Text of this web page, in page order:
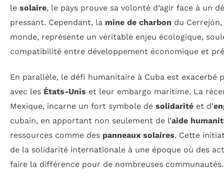
le solaire, le pays prouve sa volonté d’agir face à un
pressant. Cependant, la mine de charbon du Cerrejón,
monde, représente un véritable enjeu écologique,
compatibilité entre développement économique et
En parallèle, le défi humanitaire à Cuba est exacerbé
avec les États-Unis et leur embargo maritime. La
Mexique, incarne un fort symbole de solidarité et d’
cubain, en apportant non seulement de l’aide
ressources comme des panneaux solaires. Cette
de la solidarité internationale à une époque où des
faire la différence pour de nombreuses communautés.